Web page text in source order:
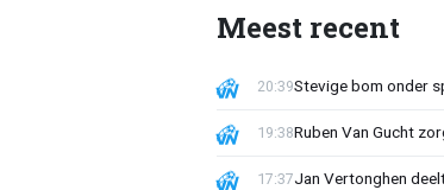
Meest recent
Stevige bom onder
20:39
Ruben Van Gucht
19:38
Jan Vertonghen
17:37